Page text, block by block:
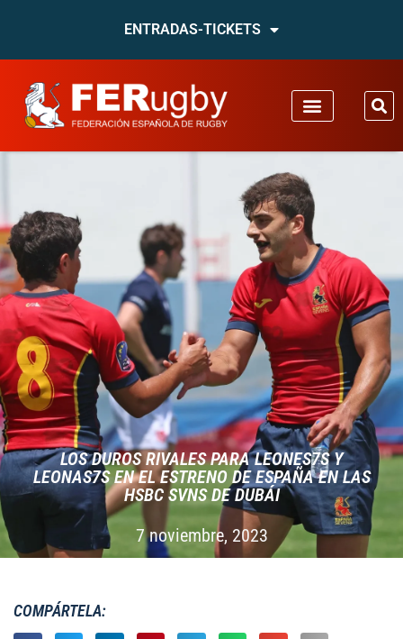
ENTRADAS-TICKETS
LOS DUROS RIVALES PARA LEONES7S Y
LEONAS7S EN EL ESTRENO DE ESPAÑA EN LAS
HSBC SVNS DE DUBÁI
7 noviembre, 2023
COMPÁRTELA: